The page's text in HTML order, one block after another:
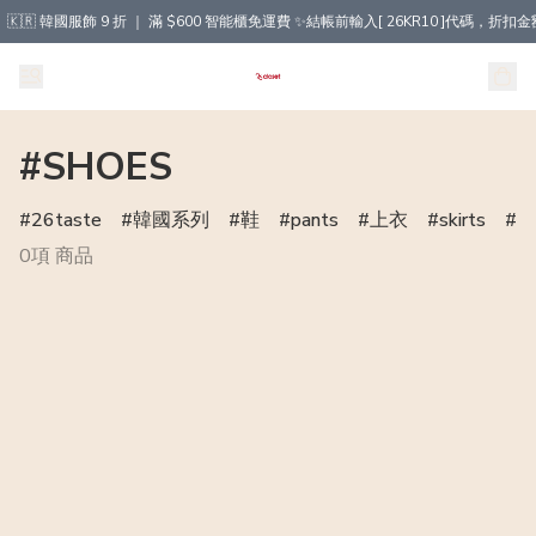
🇰🇷 韓國服飾 9 折 ｜ 滿 $600 智能櫃免運費 ✨結帳前輸入[ 26KR10 ]代碼，折扣金
#SHOES
26taste 韓國系列 鞋 pants 上衣 skirts
0項 商品